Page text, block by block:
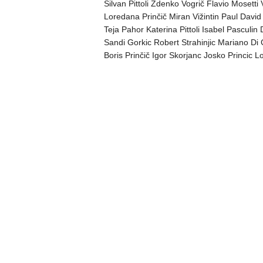
Silvan Pittoli Zdenko Vogrič Flavio
Loredana Prinčič Miran Vižintin Paul
Teja Pahor Katerina Pittoli Isabel
Sandi Gorkic Robert Strahinjic Mariano Di
Boris Prinčič Igor Skorjanc Josko Princic